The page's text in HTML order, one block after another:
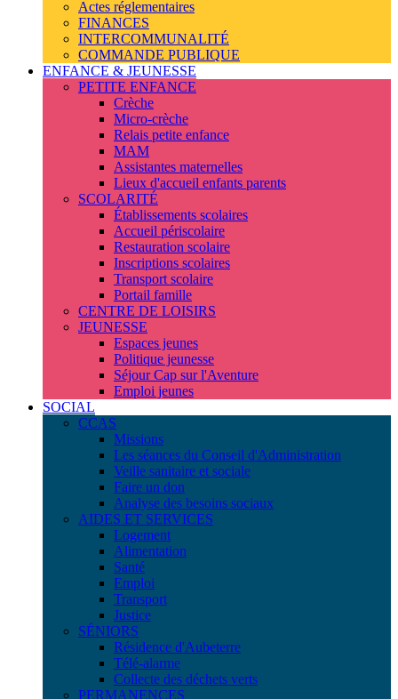
Actes réglementaires
FINANCES
INTERCOMMUNALITÉ
COMMANDE PUBLIQUE
ENFANCE & JEUNESSE
PETITE ENFANCE
Crèche
Micro-crèche
Relais petite enfance
MAM
Assistantes maternelles
Lieux d'accueil enfants parents
SCOLARITÉ
Établissements scolaires
Accueil périscolaire
Restauration scolaire
Inscriptions scolaires
Transport scolaire
Portail famille
CENTRE DE LOISIRS
JEUNESSE
Espaces jeunes
Politique jeunesse
Séjour Cap sur l'Aventure
Emploi jeunes
SOCIAL
CCAS
Missions
Les séances du Conseil d'Administration
Veille sanitaire et sociale
Faire un don
Analyse des besoins sociaux
AIDES ET SERVICES
Logement
Alimentation
Santé
Emploi
Transport
Justice
SÉNIORS
Résidence d'Aubeterre
Télé-alarme
Collecte des déchets verts
PERMANENCES